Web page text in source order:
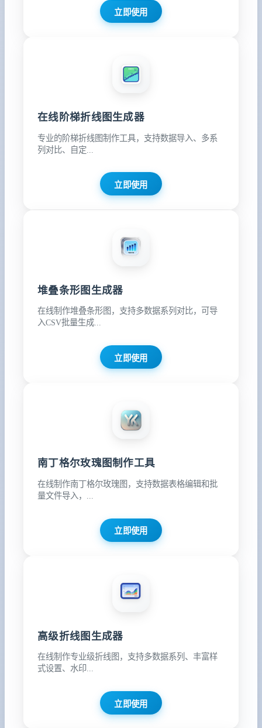
立即使用
在线阶梯折线图生成器
专业的阶梯折线图制作工具，支持数据导入、多系
列对比、自定...
立即使用
堆叠条形图生成器
在线制作堆叠条形图，支持多数据系列对比，可导
入CSV批量生成...
立即使用
南丁格尔玫瑰图制作工具
在线制作南丁格尔玫瑰图，支持数据表格编辑和批
量文件导入，...
立即使用
高级折线图生成器
在线制作专业级折线图，支持多数据系列、丰富样
式设置、水印...
立即使用